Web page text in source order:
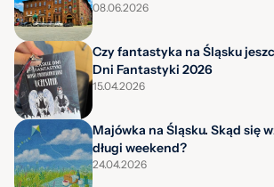
08.06.2026
Czy fantastyka na Śląsku
Dni Fantastyki 2026
15.04.2026
Majówka na Śląsku. Skąd się
długi weekend?
24.04.2026